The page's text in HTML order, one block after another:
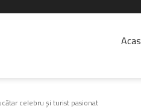
celebru şi turist pasionat